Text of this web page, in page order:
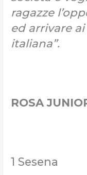
ragazze
ed arrivare
italiana”.
ROSA
1 Sesena